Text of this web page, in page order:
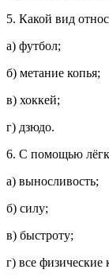
5. Какой вид
а) футбол;
б) метание копья;
в) хоккей;
г) дзюдо.
6. С помощью
а) выносливость;
б) силу;
в) быстроту;
г) все физические